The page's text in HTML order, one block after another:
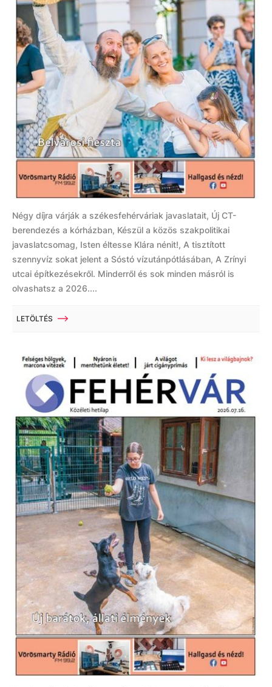
Négy díjra várják a székesfehérváriak javaslatait, Új CT-
berendezés a kórházban, Készül a közös szakpolitikai
javaslatcsomag, Isten éltesse Klára nénit!, A tisztított
szennyvíz sokat jelent a Sóstó vízutánpótlásában, A Zrínyi
utcai építkezésekről. Minderről és sok minden másról is
olvashatsz a 2026....
LETÖLTÉS